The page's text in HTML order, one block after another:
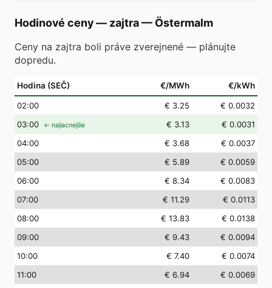
Hodinové ceny — zajtra— Östermalm
Ceny na zajtra boli práve zverejnené — plánujte
dopredu.
Hodina (SEČ) €/MWh €/kWh
02:00 € 3.25
€ 0.0032
03:00 ← najlacnejšie € 3.13
€ 0.0031
04:00 € 3.68
€ 0.0037
05:00 € 5.89
€ 0.0059
06:00 € 8.34
€ 0.0083
07:00 € 11.29
€ 0.0113
08:00 € 13.83
€ 0.0138
09:00 € 9.43
€ 0.0094
10:00 € 7.40
€ 0.0074
11:00 € 6.94
€ 0.0069